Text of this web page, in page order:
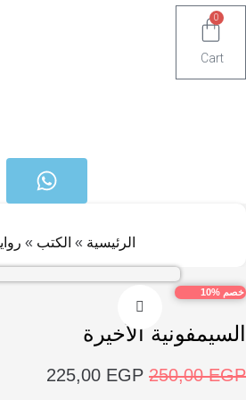
الرئيسية»الكتب»روايات
الأخيرة
250,00 السعر225,00EGP
السعر